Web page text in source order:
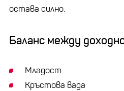
остава силно.
Баланс между
Младост
Кръстова вада